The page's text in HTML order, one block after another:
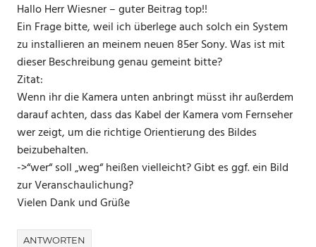
Hallo Herr Wiesner – guter Beitrag top!!
Ein Frage bitte, weil ich überlege auch solch ein System
zu installieren an meinem neuen 85er Sony. Was ist mit
dieser Beschreibung genau gemeint bitte?
Zitat:
Wenn ihr die Kamera unten anbringt müsst ihr außerdem
darauf achten, dass das Kabel der Kamera vom Fernseher
wer zeigt, um die richtige Orientierung des Bildes
beizubehalten.
->“wer“ soll „weg“ heißen vielleicht? Gibt es ggf. ein Bild
zur Veranschaulichung?
Vielen Dank und Grüße
ANTWORTEN